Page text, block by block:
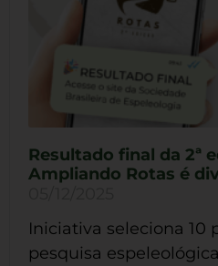
Resultado final da 2ª
Ampliando Rotas é
Iniciativa seleciona 10
pesquisa